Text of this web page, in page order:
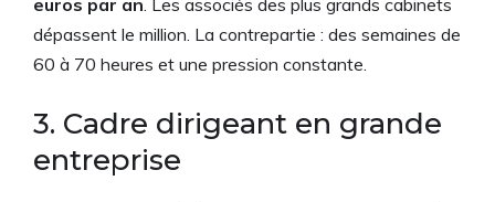
dépassent le million. La contrepartie : des semaines de
60 à 70 heures et une pression constante.
3. Cadre dirigeant en grande
entreprise